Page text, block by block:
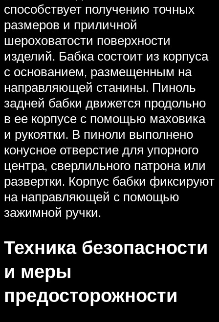
способствует получению точных
размеров и приличной
шероховатости поверхности
изделий. Бабка состоит из корпуса
с основанием, размещенным на
направляющей станины. Пиноль
задней бабки движется продольно
в ее корпусе с помощью маховика
и рукоятки. В пиноли выполнено
конусное отверстие для упорного
центра, сверлильного патрона или
развертки. Корпус бабки фиксируют
на направляющей с помощью
зажимной ручки.
Техника безопасности
и меры
предосторожности